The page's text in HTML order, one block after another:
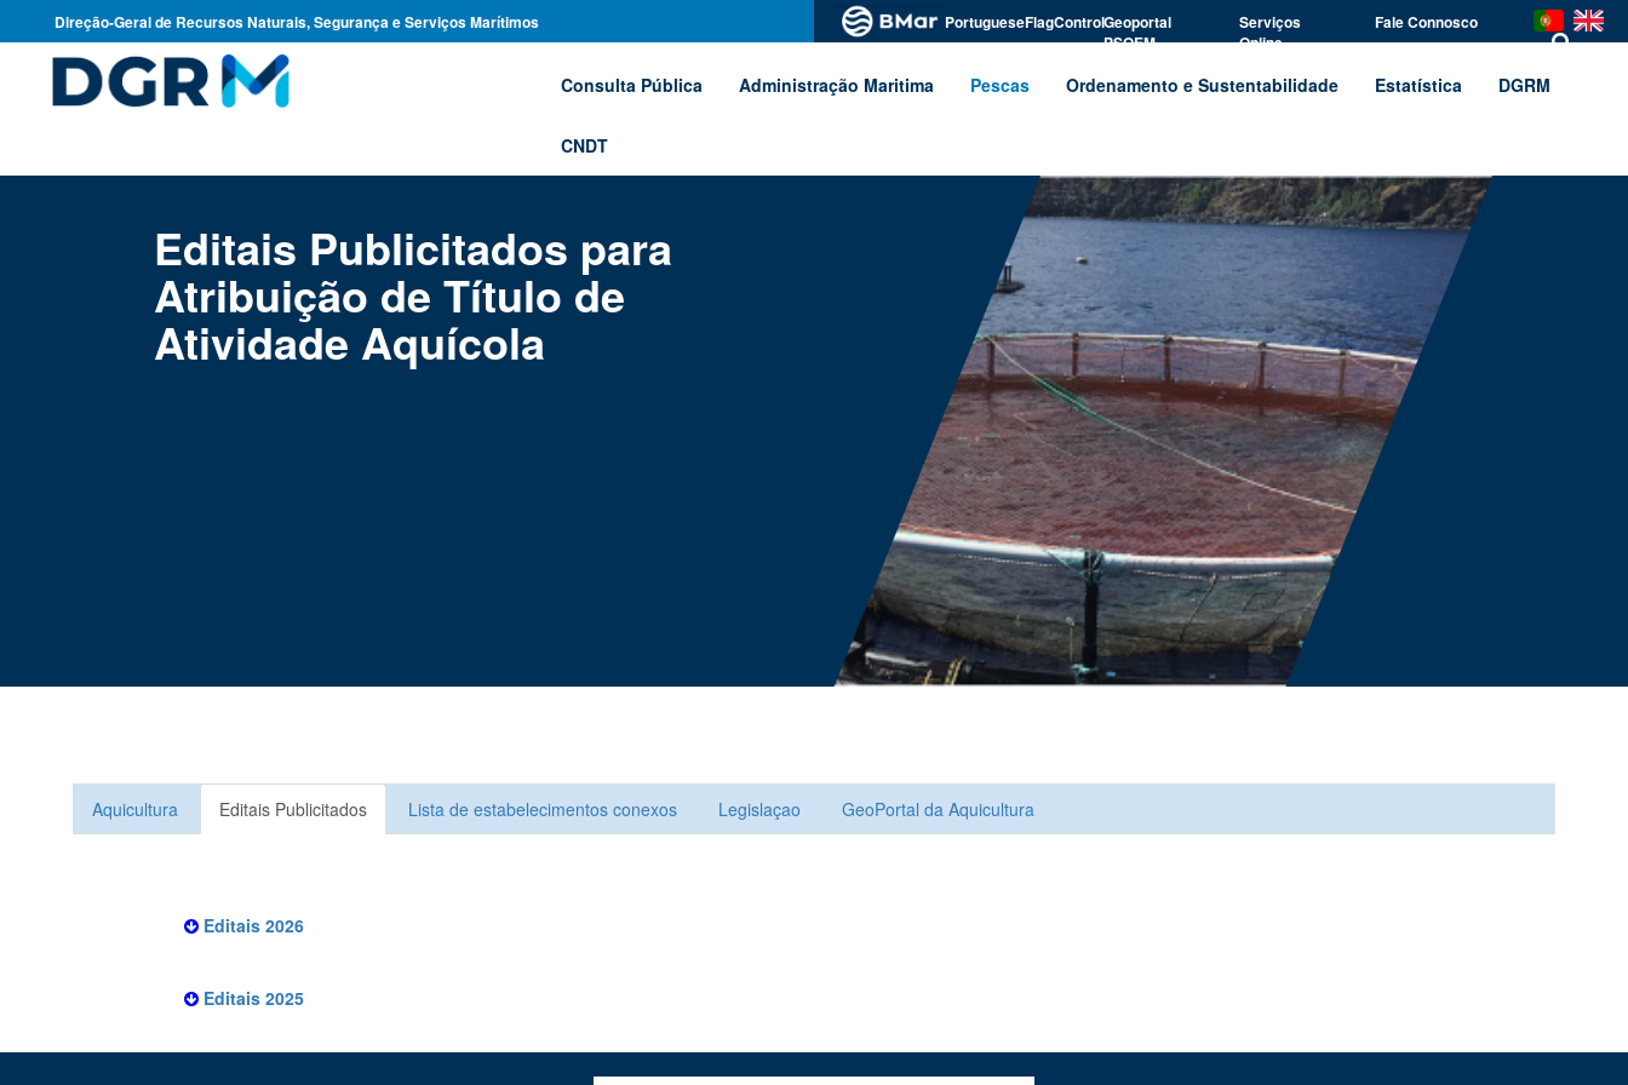
Direção-Geral de Recursos Naturais, Segurança e Serviços Marítimos PortugueseFlagControlGeoportal
PSOEM
Serviços
Online
Fale Connosco
Consulta Pública Administração Maritima Pescas Ordenamento e Sustentabilidade Estatística DGRM
CNDT
Editais Publicitados para
Atribuição de Título de
Atividade Aquícola
Aquicultura Editais Publicitados Lista de estabelecimentos conexos Legislaçao GeoPortal da Aquicultura
Editais 2026
Editais 2025